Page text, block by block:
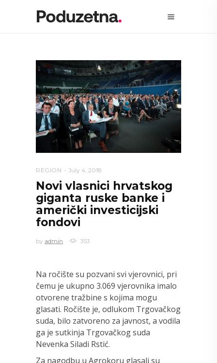
REGION July 4, 2018
Novi vlasnici hrvatskog
giganta ruske banke i
američki investicijski
fondovi
by admin 353
Na ročište su pozvani svi vjerovnici, pri
čemu je ukupno 3.069 vjerovnika imalo
otvorene tražbine s kojima mogu
glasati. Ročište je, odlukom Trgovačkog
suda, bilo zatvoreno za javnost, a vodila
ga je sutkinja Trgovačkog suda
Nevenka Siladi Rstić.
Za nagodbu u Agrokoru glasali su